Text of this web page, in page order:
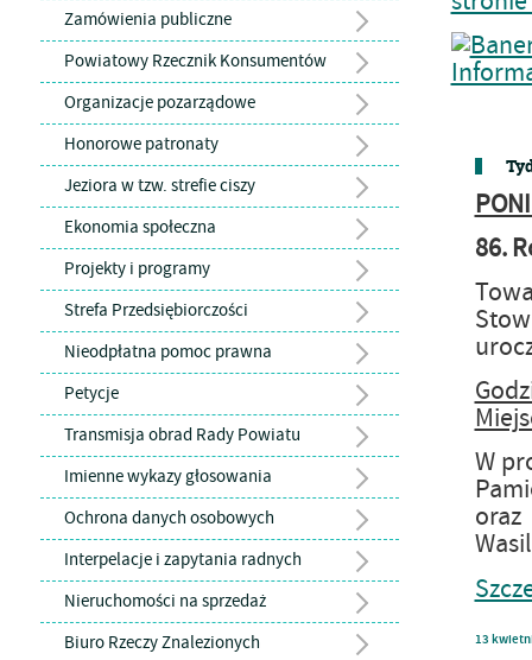
Zamówienia publiczne
Powiatowy Rzecznik Konsumentów
Organizacje pozarządowe
Honorowe patronaty
Jeziora w tzw. strefie ciszy
Ekonomia społeczna
Projekty i programy
Strefa Przedsiębiorczości
Nieodpłatna pomoc prawna
Petycje
Transmisja obrad Rady Powiatu
Imienne wykazy głosowania
Ochrona danych osobowych
Interpelacje i zapytania radnych
Nieruchomości na sprzedaż
Biuro Rzeczy Znalezionych
86.
W
13